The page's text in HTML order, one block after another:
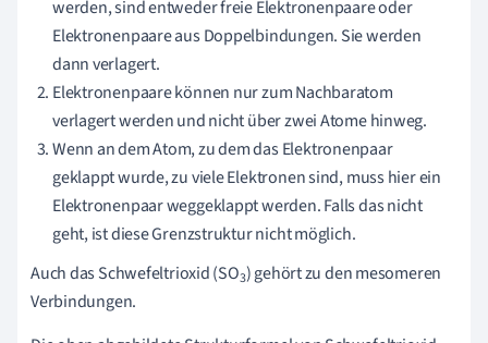
werden, sind entweder freie Elektronenpaare oder
Elektronenpaare aus Doppelbindungen. Sie werden
dann verlagert.
Elektronenpaare können nur zum Nachbaratom
verlagert werden und nicht über zwei Atome hinweg.
Wenn an dem Atom, zu dem das Elektronenpaar
geklappt wurde, zu viele Elektronen sind, muss hier ein
Elektronenpaar weggeklappt werden. Falls das nicht
geht, ist diese Grenzstruktur nicht möglich.
Auch das Schwefeltrioxid (SO3) gehört zu den mesomeren
Verbindungen.